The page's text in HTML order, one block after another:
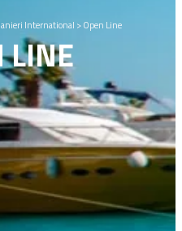
International >Open Line
LINE